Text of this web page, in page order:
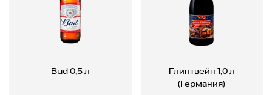
Bud 0,5 л
Глинтвейн 1,0 л
(Германия)